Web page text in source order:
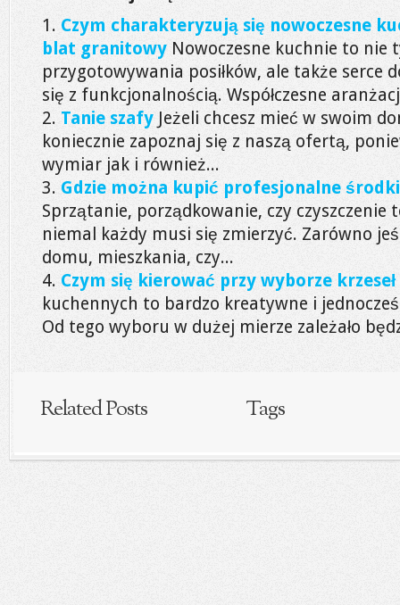
Czym charakteryzują się nowoczesne
blat granitowy Nowoczesne kuchnie to nie
przygotowywania posiłków, ale także serce
się z funkcjonalnością. Współczesne
Tanie szafy Jeżeli chcesz mieć w swoim
koniecznie zapoznaj się z naszą ofertą,
wymiar jak i również...
Gdzie można kupić profesjonalne środki
Sprzątanie, porządkowanie, czy
niemal każdy musi się zmierzyć. Zarówno
domu, mieszkania, czy...
Czym się kierować przy wyborze
kuchennych to bardzo kreatywne i
Od tego wyboru w dużej mierze zależało
Related Posts Tags